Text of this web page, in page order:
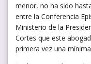
menor, no ha sido
entre la Conferencia
Ministerio de la
Cortes que este
primera vez una